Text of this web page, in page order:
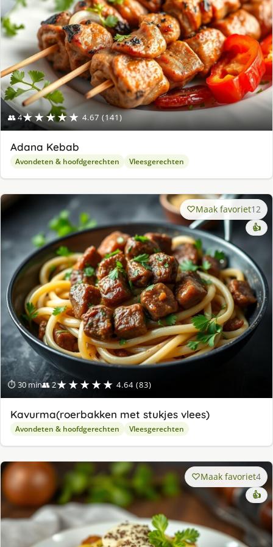
👥 4★★★★★ 4.67 (141)
Adana Kebab
Avondeten & hoofdgerechten Vleesgerechten
⏱ 30 min👥 2★★★★★ 4.64 (83)
Maak favoriet12
👍
Kavurma(roerbakken met stukjes vlees)
Avondeten & hoofdgerechten Vleesgerechten
Maak favoriet4
👍